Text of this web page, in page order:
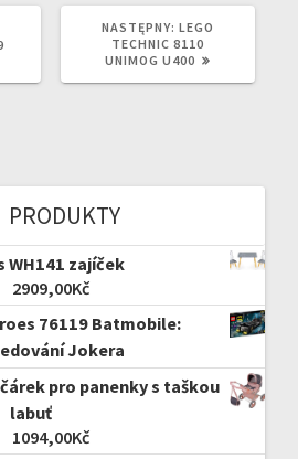
NASTĘPNY: NASTĘPNY
WPIS:
LEGO
TECHNIC 8110
UNIMOG U400
PRODUKTY
WH141 zajíček
2909,00Kč
76119 Batmobile:
Jokera
pro panenky s taškou
labuť
1094,00Kč